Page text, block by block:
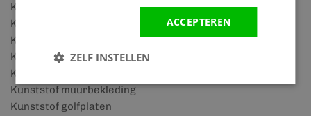
Kunststof rabatdelen
Kunststof scheidingswanden
Kunststof gevelpanelen
Kunststof gevelbeplating
Kunststof schroten voor buiten
Kunststof muurbekleding
Kunststof golfplaten
ACCEPTEREN
ZELF INSTELLEN